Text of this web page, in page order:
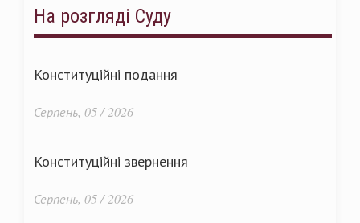
На розгляді Суду
Конституційні подання
Серпень, 05 / 2026
Конституційні звернення
Серпень, 05 / 2026